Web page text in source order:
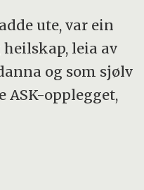
ute, var ein
leia av
og som sjølv
opplegget,